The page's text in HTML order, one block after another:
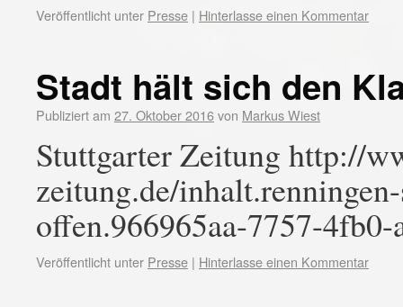
Veröffentlicht unter Presse | Hinterlasse einen Kommentar
Stadt hält sich den
Publiziert am 27. Oktober 2016von Markus Wiest
Stuttgarter Zeitung http://
zeitung.de/
offen.966965aa-7757-
Veröffentlicht unter Presse | Hinterlasse einen Kommentar